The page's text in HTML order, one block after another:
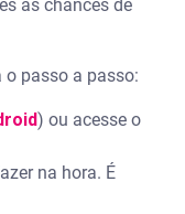
as chances de
o passo a passo:
) ou acesse o
na hora. É